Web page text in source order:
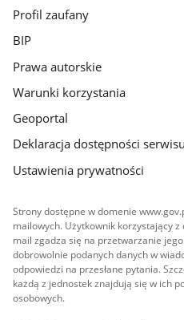
Profil zaufany
BIP
Prawa autorskie
Warunki korzystania
Geoportal
Deklaracja dostępności
Ustawienia prywatności
Strony dostępne w domenie
mailowych. Użytkownik korzystający
mail zgadza się na przetwarzanie
dobrowolnie podanych danych w
odpowiedzi na przesłane pytania.
każdą z jednostek znajdują się w ich
osobowych.